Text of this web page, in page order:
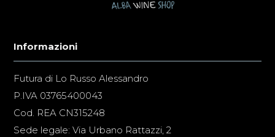
Informazioni
Futura di Lo Russo Alessandro
P.IVA 03765400043
Cod. REA CN315248
Sede legale: Via Urbano Rattazzi, 2